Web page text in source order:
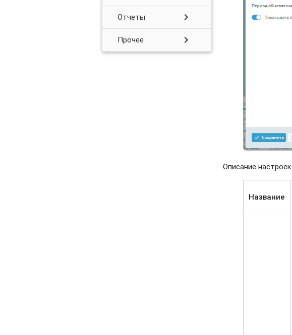
Отчеты chevron_right
Прочее chevron_right
Описание настроек:
Название